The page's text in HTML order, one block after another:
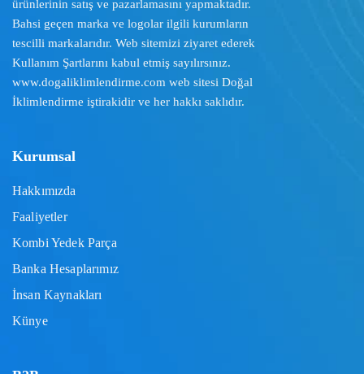
ürünlerinin satış ve pazarlamasını yapmaktadır.
Bahsi geçen marka ve logolar ilgili kurumların
tescilli markalarıdır. Web sitemizi ziyaret ederek
Kullanım Şartlarını kabul etmiş sayılırsınız.
www.dogaliklimlendirme.com web sitesi Doğal
İklimlendirme iştirakidir ve her hakkı saklıdır.
Kurumsal
Hakkımızda
Faaliyetler
Kombi Yedek Parça
Banka Hesaplarımız
İnsan Kaynakları
Künye